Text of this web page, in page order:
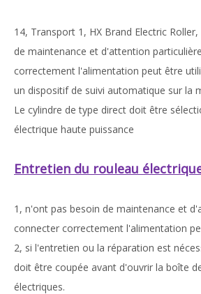
14, Transport 1, HX Brand Electric
de maintenance et d'attention
correctement l'alimentation peut être
un dispositif de suivi automatique sur la
Le cylindre de type direct doit être
électrique haute puissance
Entretien du rouleau
1, n'ont pas besoin de maintenance et
connecter correctement l'alimentation
2, si l'entretien ou la réparation est
doit être coupée avant d'ouvrir la boîte
électriques.